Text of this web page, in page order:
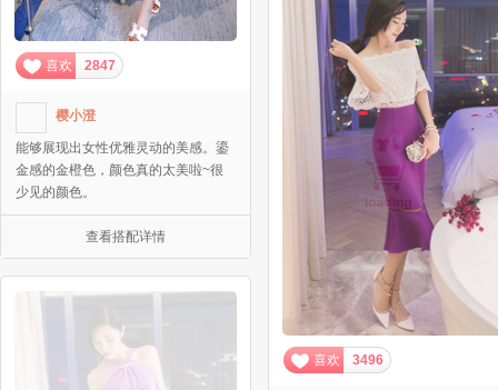
喜欢 2847
樱小澄
能够展现出女性优雅灵动的美感。鎏
金感的金橙色，颜色真的太美啦~很
少见的颜色。
查看搭配详情
喜欢 3496